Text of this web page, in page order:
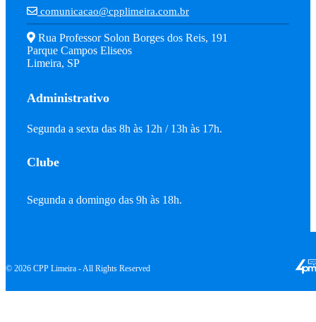
comunicacao@cpplimeira.com.br
Rua Professor Solon Borges dos Reis, 191
Parque Campos Eliseos
Limeira, SP
Administrativo
Segunda a sexta das 8h às 12h / 13h às 17h.
Clube
Segunda a domingo das 9h às 18h.
© 2026 CPP Limeira - All Rights Reserved